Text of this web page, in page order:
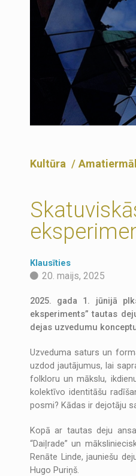
Kultūra
Klausīties
20. maijs, 2025
2025. gada 1. jūnijā
eksperiments” tautas
dejas uzvedumu
Uzveduma saturs un
uzdod jautājumus, lai
folkloru un mākslu,
kolektīvo identitāšu
posmi? Kādas ir dejotāju
Kopā ar tautas deju
“Daiļrade” un
Renāte Linde, jauniešu
Hugo Puriņš.